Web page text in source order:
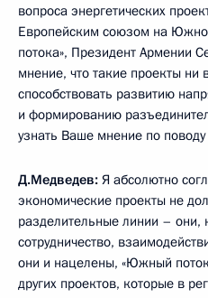
вопроса энергетических
Европейским союзом на
потока», Президент Армении
мнение, что такие проекты
способствовать развитию
и формированию
узнать Ваше мнение по
Д.Медведев: Я абсолютно
экономические проекты не
разделительные линии – они,
сотрудничество,
они и нацелены, «Южный
других проектов, которые в